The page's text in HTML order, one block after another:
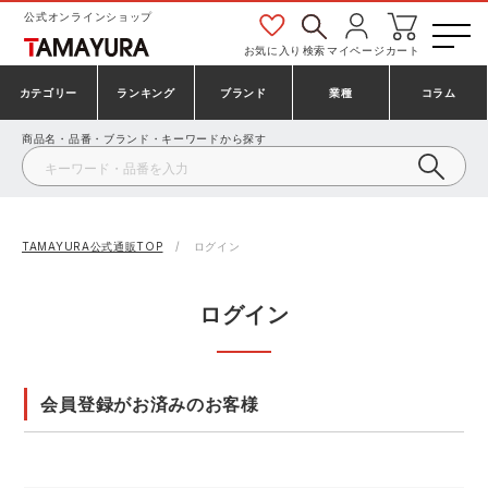
公式オンラインショップ
お気に入り 検索マイページ カート
カテゴリー
安全靴・作業靴
防寒着
ランキング
安全靴ランキング
安全靴スニーカーランキング
ミズノ安全靴ランキング
ブランド
アシックス
プーマ
バートル
寅壱 アイトス株式会社
業種
建設・建築作業服
製造・工場作業服
農作業服
コラム
商品名・品番・ブランド・キーワードから探す
TAMAYURA公式通販TOP ログイン
ログイン
会員登録がお済みのお客様